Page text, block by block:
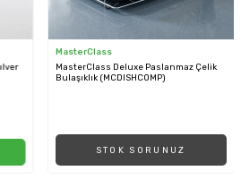
MasterClass
MasterClass Deluxe Paslanmaz Çelik
Bulaşıklık (MCDISHCOMP)
STOK SORUNUZ